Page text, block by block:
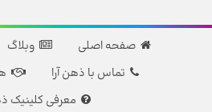
صفحه اصلی وبلاگ
تماس با ذهن آرا
معرفی کلینیک